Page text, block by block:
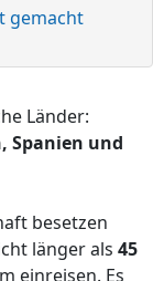
gemacht
Länder:
Spanien und
besetzen
länger als 45
einreisen. Es